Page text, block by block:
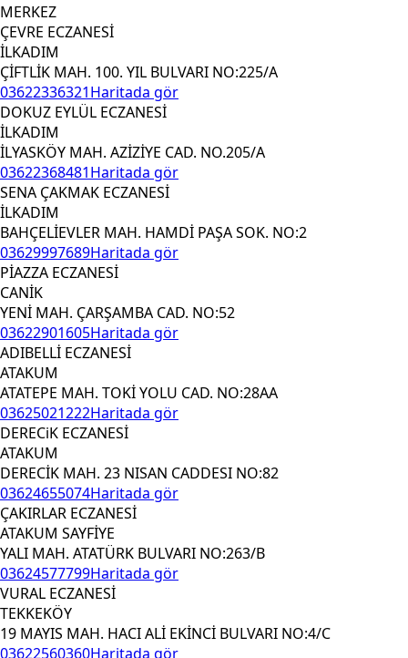
MERKEZ
ÇEVRE ECZANESİ
İLKADIM
ÇİFTLİK MAH. 100. YIL BULVARI NO:225/A
03622336321Haritada gör
DOKUZ EYLÜL ECZANESİ
İLKADIM
İLYASKÖY MAH. AZİZİYE CAD. NO.205/A
03622368481Haritada gör
SENA ÇAKMAK ECZANESİ
İLKADIM
BAHÇELİEVLER MAH. HAMDİ PAŞA SOK. NO:2
03629997689Haritada gör
PİAZZA ECZANESİ
CANİK
YENİ MAH. ÇARŞAMBA CAD. NO:52
03622901605Haritada gör
ADIBELLİ ECZANESİ
ATAKUM
ATATEPE MAH. TOKİ YOLU CAD. NO:28AA
03625021222Haritada gör
DERECiK ECZANESİ
ATAKUM
DERECİK MAH. 23 NISAN CADDESI NO:82
03624655074Haritada gör
ÇAKIRLAR ECZANESİ
ATAKUM SAYFİYE
YALI MAH. ATATÜRK BULVARI NO:263/B
03624577799Haritada gör
VURAL ECZANESİ
TEKKEKÖY
19 MAYIS MAH. HACI ALİ EKİNCİ BULVARI NO:4/C
03622560360Haritada gör